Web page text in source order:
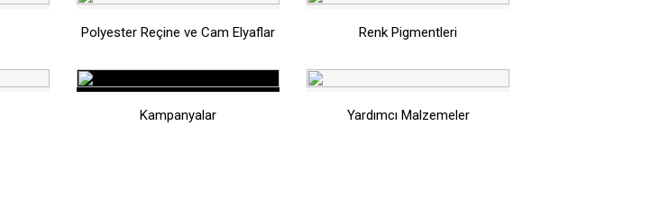
Polyester Reçine ve Cam Elyaflar Renk Pigmentleri
Kampanyalar Yardımcı Malzemeler